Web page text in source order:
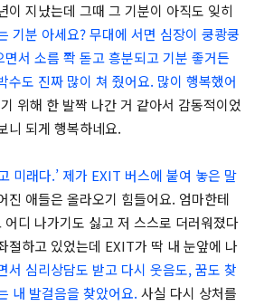
이 지났는데 그때 그 기분이 아직도 잊히
기분 아세요? 무대에 서면 심장이 쿵쾅쿵
서 소름 쫙 돋고 흥분되고 기분 좋거든
수도 진짜 많이 쳐 줬어요. 많이 행복했어
위해 한 발짝 나간 거 같아서 감동적이었
니 되게 행복하네요.
미래다.’ 제가 EXIT 버스에 붙여 놓은 말
진 애들은 올라오기 힘들어요. 엄마한테
디 나가기도 싫고 저 스스로 더러워졌다
절하고 있었는데 EXIT가 딱 내 눈앞에 나
서 심리상담도 받고 다시 웃음도, 꿈도 찾
내 발걸음을 찾았어요. 사실 다시 상처를